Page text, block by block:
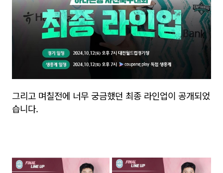
그리고 며칠전에 너무 궁금했던 최종 라인업이 공개되었
습니다.